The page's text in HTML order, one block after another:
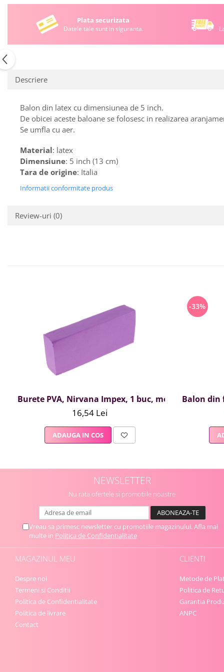
Plata securizata
Datele tale sunt in siguranta.
Descriere
Balon din latex cu dimensiunea de 5 inch.
De obicei aceste baloane se folosesc in realizarea
Se umfla cu aer.
Material: latex
Dimensiune: 5 inch (13 cm)
Tara de origine: Italia
Informatii conformitate produs
Review-uri (0)
Burete PVA, Nirvana Impex, 1 buc, mov
16,54 Lei
ADAUGA IN COS
-33%
Balon din
NEWSLETTER
Nu rata ofertele si promotiile noastre
Vreau sa primesc newsletter cu promotiile magazinului. Afla mai
multe in Politica de Confidentialitate
MAGAZINUL MEU
Despre noi
Termeni si Conditii
Politica de Confidentialitate
Politica de livrare
Contact
CLIENTI
Metode de
Politica de
Garantia
ANPC